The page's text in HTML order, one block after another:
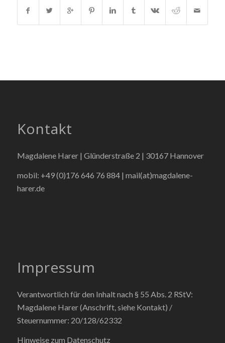
Kontakt
Magdalene Harer | Glünderstraße 2 | 30167 Hannover
mobil: +49 (0)176 646 76 884 | mail(at)magdalene-
harer.de
Impressum
Verantwortlich für den Inhalt nach § 55 Abs. 2 RStV:
Magdalene Harer (Anschrift, siehe Kontakt) /
Steuernummer: 20/128/62332
Hinweise zum Datenschutz